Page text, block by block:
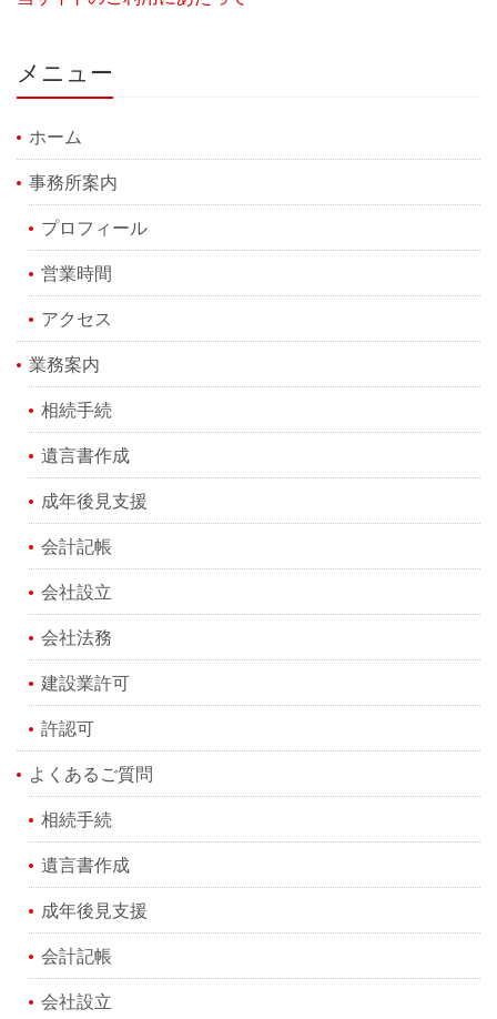
メニュー
ホーム
事務所案内
プロフィール
営業時間
アクセス
業務案内
相続手続
遺言書作成
成年後見支援
会計記帳
会社設立
会社法務
建設業許可
許認可
よくあるご質問
相続手続
遺言書作成
成年後見支援
会計記帳
会社設立